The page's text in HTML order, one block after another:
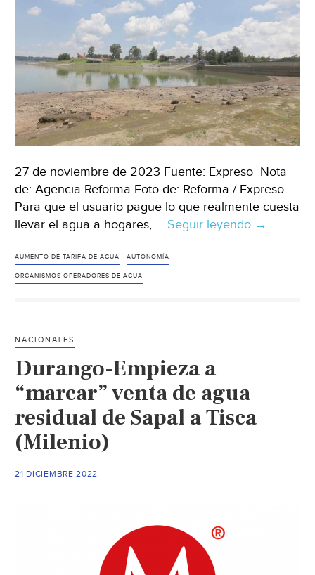
27 de noviembre de 2023 Fuente: Expreso Nota
de: Agencia Reforma Foto de: Reforma / Expreso
Para que el usuario pague lo que realmente cuesta
llevar el agua a hogares, … Seguir leyendo México-
→
AUMENTO DE TARIFA DE AGUA AUTONOMÍA
ORGANISMOS OPERADORES DE AGUA
NACIONALES
Durango-Empieza a
“marcar” venta de agua
residual de Sapal a Tisca
(Milenio)
21 DICIEMBRE 2022